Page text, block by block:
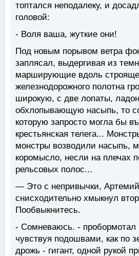
топтался неподалеку, и
головой:
- Воля ваша, жуткие они!
Под новым порывом ветра
заплясал, выдергивая из
марширующие вдоль
железнодорожного полотна
широкую, с две лопаты,
обхлопывающую насыпь, то
которую запросто могла бы
крестьянская телега...
монстры возводили насыпь,
коромысло, несли на плечах
рельсовых полос...
— Это с непривычки,
снисходительно хмыкнул
Пообвыкнитесь.
- Сомневаюсь. - пробормотал
чувствуя подошвами, как по
дрожь - гигант, одной рукой